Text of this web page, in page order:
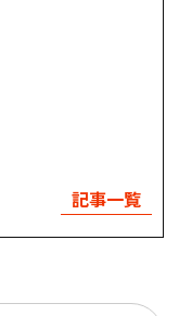
記事一覧